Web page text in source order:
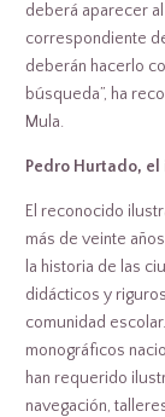
deberá aparecer
correspondiente
deberán hacerlo
búsqueda”, ha
Mula.
Pedro Hurtado,
El reconocido
más de veinte
la historia de las
didácticos y
comunidad
monográficos
han requerido
navegación,